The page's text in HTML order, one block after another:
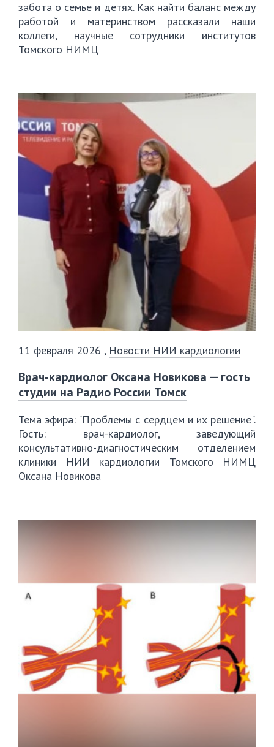
забота о семье и детях. Как найти баланс между
работой и материнством рассказали наши
коллеги, научные сотрудники институтов
Томского НИМЦ
11 февраля 2026 , Новости НИИ кардиологии
Врач-кардиолог Оксана Новикова — гость
студии на Радио России Томск
Тема эфира: "Проблемы с сердцем и их решение".
Гость: врач-кардиолог, заведующий
консультативно-диагностическим отделением
клиники НИИ кардиологии Томского НИМЦ
Оксана Новикова